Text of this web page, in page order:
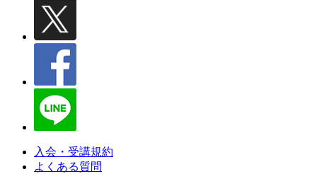
入会・受講規約
よくある質問